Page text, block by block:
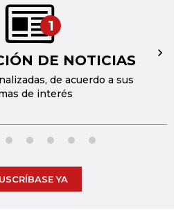
1
DE NOTICIAS
de acuerdo a sus
de interés
→
YA